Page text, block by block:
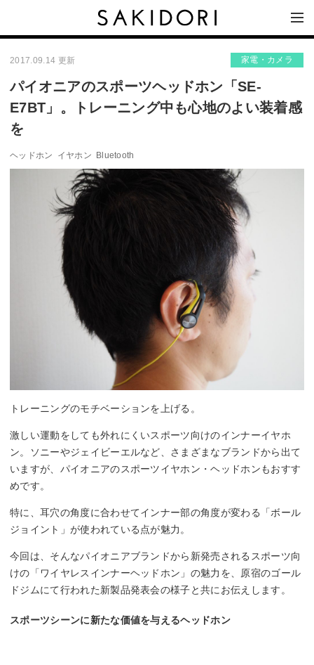
2017.09.14 更新 家電・カメラ
パイオニアのスポーツヘッドホン「SE-
E7BT」。トレーニング中も心地のよい装着感
を
ヘッドホン イヤホン Bluetooth
トレーニングのモチベーションを上げる。
激しい運動をしても外れにくいスポーツ向けのインナーイヤホ
ン。ソニーやジェイビーエルなど、さまざまなブランドから出て
いますが、パイオニアのスポーツイヤホン・ヘッドホンもおすす
めです。
特に、耳穴の角度に合わせてインナー部の角度が変わる「ボール
ジョイント」が使われている点が魅力。
今回は、そんなパイオニアブランドから新発売されるスポーツ向
けの「ワイヤレスインナーヘッドホン」の魅力を、原宿のゴール
ドジムにて行われた新製品発表会の様子と共にお伝えします。
スポーツシーンに新たな価値を与えるヘッドホン